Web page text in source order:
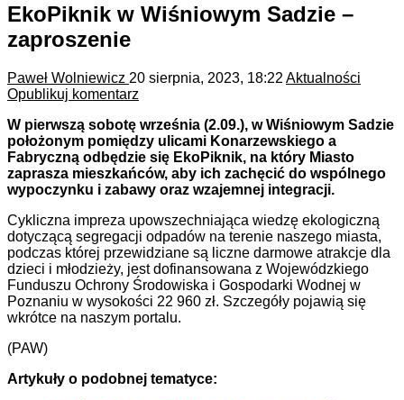
EkoPiknik w Wiśniowym Sadzie –
zaproszenie
Paweł Wolniewicz 20 sierpnia, 2023, 18:22 Aktualności
Opublikuj komentarz
W pierwszą sobotę września (2.09.), w Wiśniowym Sadzie
położonym pomiędzy ulicami Konarzewskiego a
Fabryczną odbędzie się EkoPiknik, na który Miasto
zaprasza mieszkańców, aby ich zachęcić do wspólnego
wypoczynku i zabawy oraz wzajemnej integracji.
Cykliczna impreza upowszechniająca wiedzę ekologiczną
dotyczącą segregacji odpadów na terenie naszego miasta,
podczas której przewidziane są liczne darmowe atrakcje dla
dzieci i młodzieży, jest dofinansowana z Wojewódzkiego
Funduszu Ochrony Środowiska i Gospodarki Wodnej w
Poznaniu w wysokości 22 960 zł. Szczegóły pojawią się
wkrótce na naszym portalu.
(PAW)
Artykuły o podobnej tematyce: